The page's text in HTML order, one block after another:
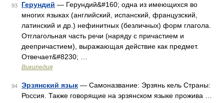
93 Герундий — Герундий&#160; одна из имеющихся во
многих языках (английский, испанский, французский,
латинский и др.) нефинитных (безличных) форм глагола.
Отглагольная часть речи (наряду с причастием и
деепричастием), выражающая действие как предмет.
Отвечает&#8230; …
Википедия
94 Эрзянский язык — Самоназвание: Эрзянь кель Страны:
Россия. Также говорящие на эрзянском языке прожива …